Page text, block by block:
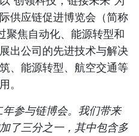
供应链促进博览会（简称
聚焦自动化、能源转型和
出公司的先进技术与解决
、能源转型、航空交通等
。
参与链博会。我们带来
了三分之一，其中包含多